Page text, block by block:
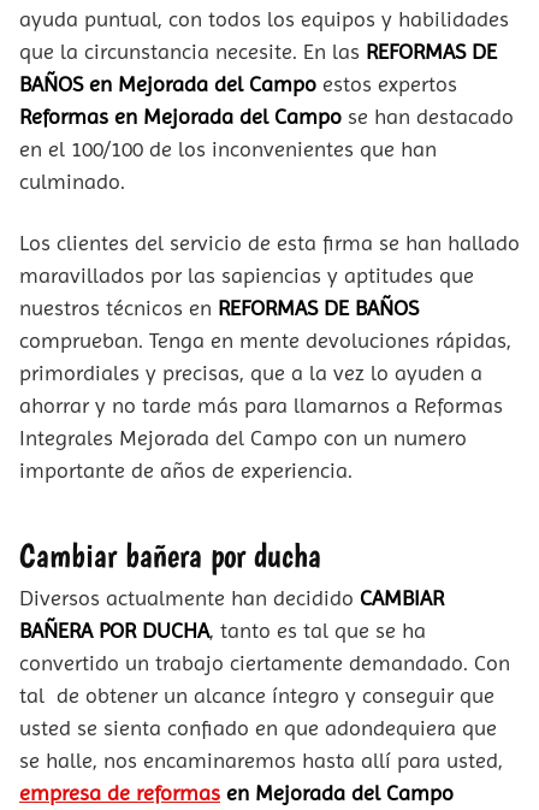
ayuda puntual, con todos los equipos y habilidades
que la circunstancia necesite. En las REFORMAS DE
BAÑOS en Mejorada del Campo estos expertos
Reformas en Mejorada del Campo se han destacado
en el 100/100 de los inconvenientes que han
culminado.
Los clientes del servicio de esta firma se han hallado
maravillados por las sapiencias y aptitudes que
nuestros técnicos en REFORMAS DE BAÑOS
comprueban. Tenga en mente devoluciones rápidas,
primordiales y precisas, que a la vez lo ayuden a
ahorrar y no tarde más para llamarnos a Reformas
Integrales Mejorada del Campo con un numero
importante de años de experiencia.
Cambiar bañera por ducha
Diversos actualmente han decidido CAMBIAR
BAÑERA POR DUCHA, tanto es tal que se ha
convertido un trabajo ciertamente demandado. Con
tal de obtener un alcance íntegro y conseguir que
usted se sienta confiado en que adondequiera que
se halle, nos encaminaremos hasta allí para usted,
empresa de reformas en Mejorada del Campo